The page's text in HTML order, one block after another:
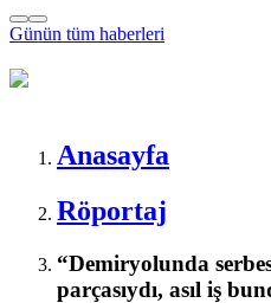
Günün tüm haberleri
Anasayfa
Röportaj
“Demiryolunda
parçasıydı, asıl iş